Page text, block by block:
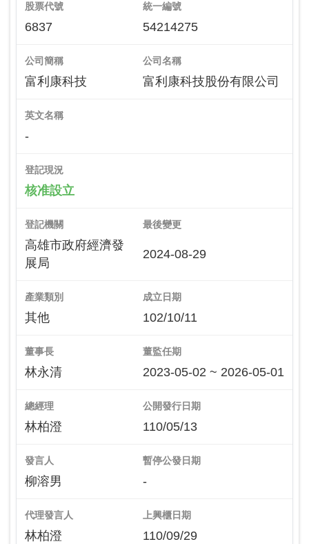
股票代號
6837
統一編號
54214275
公司簡稱
富利康科技
公司名稱
富利康科技股份有限公司
英文名稱
-
登記現況
核准設立
登記機關
高雄市政府經濟發
展局
最後變更
2024-08-29
產業類別
其他
成立日期
102/10/11
董事長
林永清
董監任期
2023-05-02 ~ 2026-05-01
總經理
林柏澄
公開發行日期
110/05/13
發言人
柳溶男
暫停公發日期
-
代理發言人
林柏澄
上興櫃日期
110/09/29